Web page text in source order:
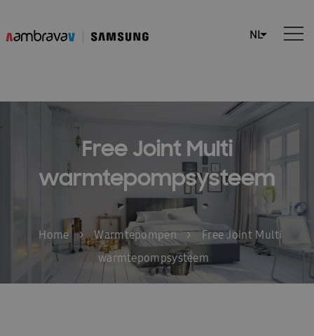
Free Joint Multi
warmtepompsysteem
Home > Warmtepompen > Free Joint Multi
warmtepompsysteem